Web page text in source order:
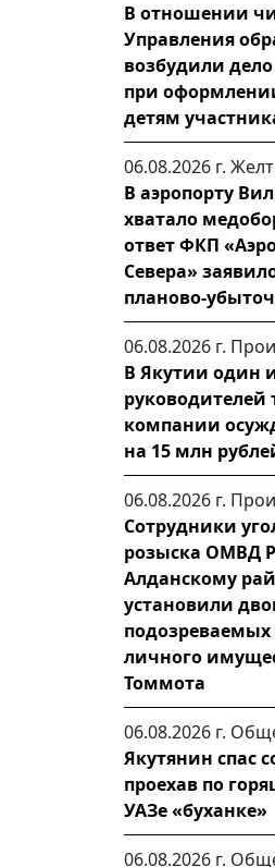
В отношении
Управления
возбудили
при
детям
06.08.2026 г.
В аэропорту
хватало
ответ ФКП
Севера»
планово-
06.08.2026 г.
В Якутии один
руководителей
компании
на 15 млн
06.08.2026 г.
Сотрудники
розыска ОМВД
Алданскому
установили
личного
Томмота
06.08.2026 г.
Якутянин спас
проехав по
УАЗе «буханке»
06.08.2026 г.